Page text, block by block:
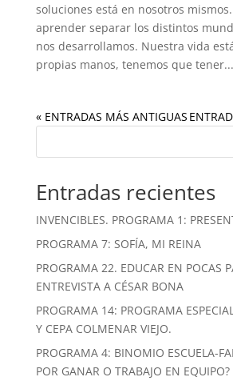
soluciones está en nosotros
aprender separar los distintos
nos desarrollamos. Nuestra vida
propias manos, tenemos que tener...
« ENTRADAS MÁS ANTIGUAS
Entradas recientes
INVENCIBLES. PROGRAMA 1:
PROGRAMA 7: SOFÍA, MI REINA
PROGRAMA 22. EDUCAR EN POCAS
ENTREVISTA A CÉSAR BONA
PROGRAMA 14: PROGRAMA
Y CEPA COLMENAR VIEJO.
PROGRAMA 4: BINOMIO ESCUELA-
POR GANAR O TRABAJO EN EQUIPO?